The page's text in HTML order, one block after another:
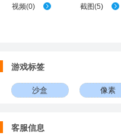
视频(0) 截图(5)
游戏标签
沙盒 像素
客服信息